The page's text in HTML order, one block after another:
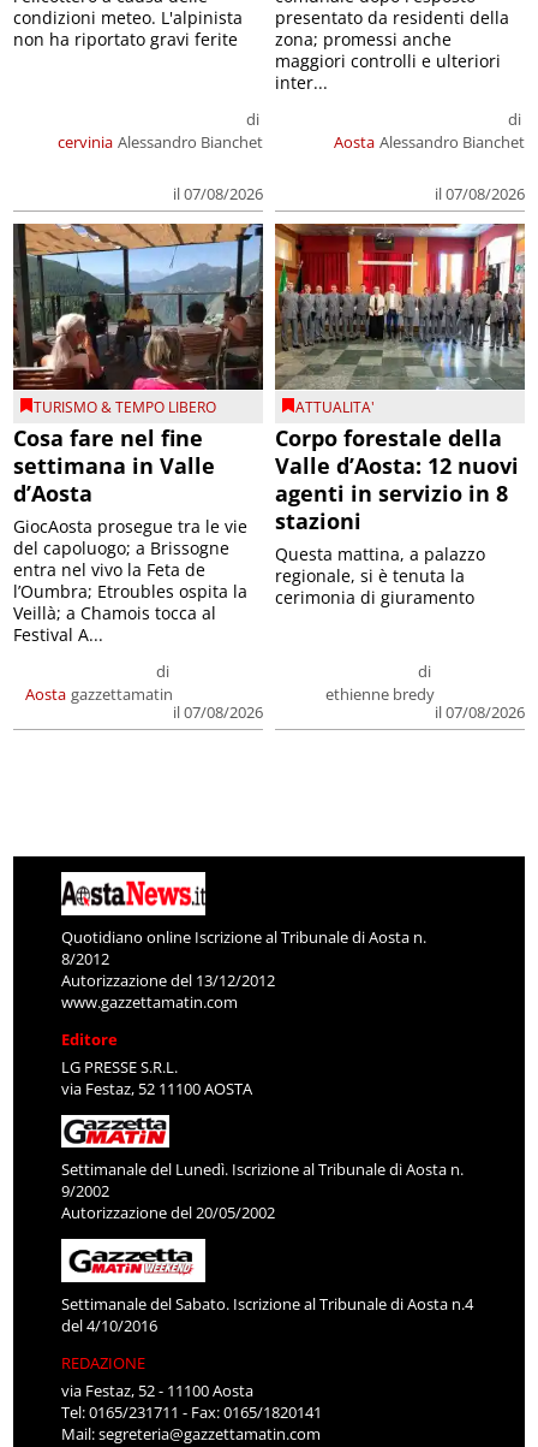
cervinia
di
Alessandro Bianchet
il 07/08/2026
condizioni meteo. L'alpinista
non ha riportato gravi ferite
Aosta
di
Alessandro Bianchet
il 07/08/2026
presentato da residenti della
zona; promessi anche
maggiori controlli e ulteriori
inter...
TURISMO & TEMPO LIBERO
Cosa fare nel fine
settimana in Valle
d’Aosta
Aosta
di
gazzettamatin
il 07/08/2026
GiocAosta prosegue tra le vie
del capoluogo; a Brissogne
entra nel vivo la Feta de
l’Oumbra; Etroubles ospita la
Veillà; a Chamois tocca al
Festival A...
ATTUALITA'
Corpo forestale della
Valle d’Aosta: 12 nuovi
agenti in servizio in 8
stazioni
di
ethienne bredy
il 07/08/2026
Questa mattina, a palazzo
regionale, si è tenuta la
cerimonia di giuramento
Quotidiano online Iscrizione al Tribunale di Aosta n.
8/2012
Autorizzazione del 13/12/2012
www.gazzettamatin.com
Editore
LG PRESSE S.R.L.
via Festaz, 52 11100 AOSTA
Settimanale del Lunedì. Iscrizione al Tribunale di Aosta n.
9/2002
Autorizzazione del 20/05/2002
Settimanale del Sabato. Iscrizione al Tribunale di Aosta n.4
del 4/10/2016
REDAZIONE
via Festaz, 52 - 11100 Aosta
Tel: 0165/231711 - Fax: 0165/1820141
Mail:segreteria@gazzettamatin.com